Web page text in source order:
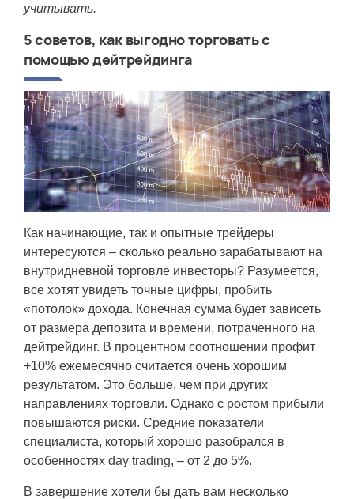
учитывать.
5 советов, как выгодно торговать с
помощью дейтрейдинга
Как начинающие, так и опытные трейдеры
интересуются – сколько реально зарабатывают на
внутридневной торговле инвесторы? Разумеется,
все хотят увидеть точные цифры, пробить
«потолок» дохода. Конечная сумма будет зависеть
от размера депозита и времени, потраченного на
дейтрейдинг. В процентном соотношении профит
+10% ежемесячно считается очень хорошим
результатом. Это больше, чем при других
направлениях торговли. Однако с ростом прибыли
повышаются риски. Средние показатели
специалиста, который хорошо разобрался в
особенностях day trading, – от 2 до 5%.
В завершение хотели бы дать вам несколько